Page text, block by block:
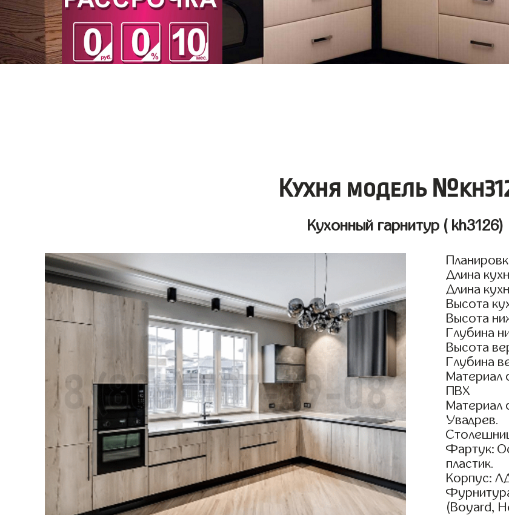
Кухня модель
Кухонный гарнитур ( kh3126)
Длина
Длина
Высота
Высота
Глубина
Высота
Глубина
Материал
ПВХ
Материал
Увадрев.
Фартук:
пластик.
Корпус:
(Boyard,